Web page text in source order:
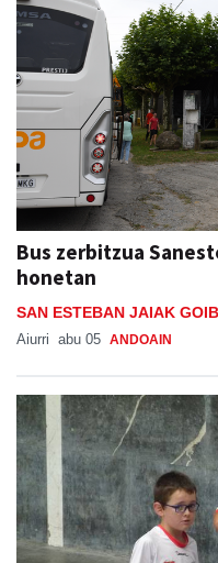
Bus zerbitzua
honetan
SAN ESTEBAN JAIAK
Aiurri abu 05 ANDOAIN